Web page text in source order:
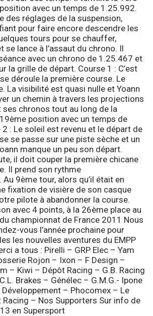
avec un temps de 1.25.992.
des réglages de la suspension,
pour faire encore descendre les
tours pour se chauffer,
se lance à l’assaut du chrono. Il
avec un chrono de 1.25.467 et
la grille de départ. Course 1 : C’est
déroule la première course. Le
La visibilité est quasi nulle et Yoann
un chemin à travers les projections
ses chronos tout au long de la
position avec un temps de
2 : Le soleil est revenu et le départ de
se passe sur une piste sèche et un
manque un peu son départ.
il doit couper la première chicane
Il prend son rythme
9ème tour, alors qu’il était en
fixation de visière de son casque
pilote à abandonner la course.
avec 4 points, à la 26ème place au
championnat de France 2011 Nous
vous l’année prochaine pour
les nouvelles aventures du EMPP
a tous : Pirelli – GRP Elec – Yam
Rojon – Ixon – F Design –
– Kiwi – Dépôt Racing – G.B. Racing
Brakes – Génélec – G.M.G.- Ipone
– Phocomex – Le
Racing – Nos Supporters Sur info de
en Supersport